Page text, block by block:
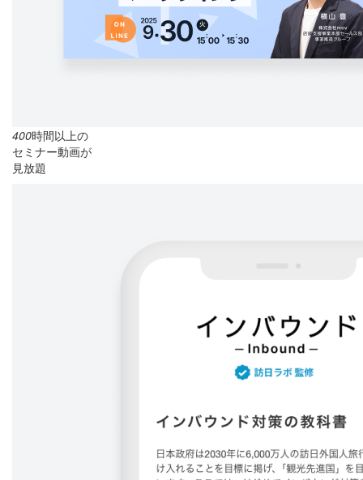
400時間以上の
セミナー動画が
見放題